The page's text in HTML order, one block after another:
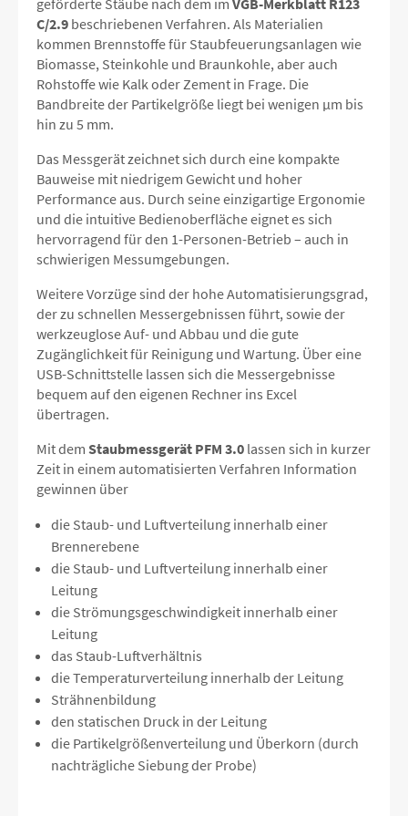
C/2.9 beschriebenen Verfahren. Als Materialien
kommen Brennstoffe für Staubfeuerungsanlagen wie
Biomasse, Steinkohle und Braunkohle, aber auch
Rohstoffe wie Kalk oder Zement in Frage. Die
Bandbreite der Partikelgröße liegt bei wenigen µm bis
hin zu 5 mm.
Das Messgerät zeichnet sich durch eine kompakte
Bauweise mit niedrigem Gewicht und hoher
Performance aus. Durch seine einzigartige Ergonomie
und die intuitive Bedienoberfläche eignet es sich
hervorragend für den 1-Personen-Betrieb – auch in
schwierigen Messumgebungen.
Weitere Vorzüge sind der hohe Automatisierungsgrad,
der zu schnellen Messergebnissen führt, sowie der
werkzeuglose Auf- und Abbau und die gute
Zugänglichkeit für Reinigung und Wartung. Über eine
USB-Schnittstelle lassen sich die Messergebnisse
bequem auf den eigenen Rechner ins Excel
übertragen.
Mit dem Staubmessgerät PFM 3.0 lassen sich in kurzer
Zeit in einem automatisierten Verfahren Information
gewinnen über
die Staub- und Luftverteilung innerhalb einer
Brennerebene
die Staub- und Luftverteilung innerhalb einer
Leitung
die Strömungsgeschwindigkeit innerhalb einer
Leitung
das Staub-Luftverhältnis
die Temperaturverteilung innerhalb der Leitung
Strähnenbildung
den statischen Druck in der Leitung
die Partikelgrößenverteilung und Überkorn (durch
nachträgliche Siebung der Probe)